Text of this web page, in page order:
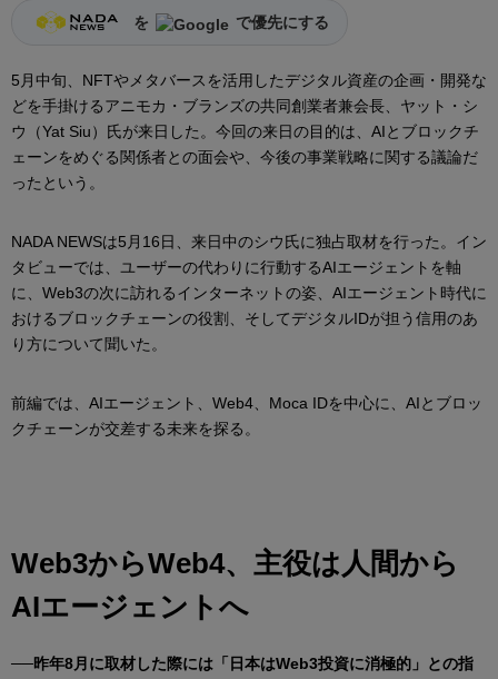
を で優先にする
5月中旬、NFTやメタバースを活用したデジタル資産の企画・開発な
どを手掛けるアニモカ・ブランズの共同創業者兼会長、ヤット・シ
ウ（Yat Siu）氏が来日した。今回の来日の目的は、AIとブロックチ
ェーンをめぐる関係者との面会や、今後の事業戦略に関する議論だ
ったという。
NADA NEWSは5月16日、来日中のシウ氏に独占取材を行った。イン
タビューでは、ユーザーの代わりに行動するAIエージェントを軸
に、Web3の次に訪れるインターネットの姿、AIエージェント時代に
おけるブロックチェーンの役割、そしてデジタルIDが担う信用のあ
り方について聞いた。
前編では、AIエージェント、Web4、Moca IDを中心に、AIとブロッ
クチェーンが交差する未来を探る。
Web3からWeb4、主役は人間から
AIエージェントへ
──昨年8月に取材した際には「日本はWeb3投資に消極的」との指